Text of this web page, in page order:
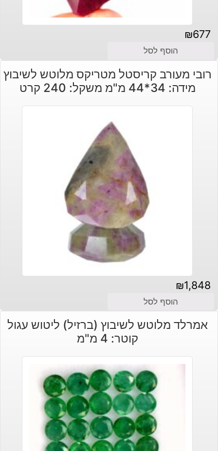
₪677
הוסף לסל
רובי מעורב קריסטל מטריקס מלוטש לשיבוץ
מידה: 34*44 מ"מ משקל: 240 קרט
₪1,848
הוסף לסל
אמרלד מלוטש לשיבוץ (ברזיל) ליטוש עגול
קוטר: 4 מ"מ